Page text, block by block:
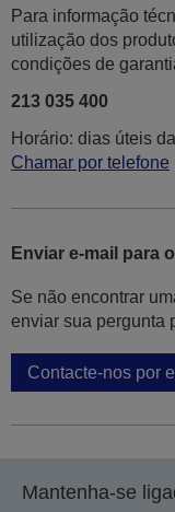
Para informação
utilização dos
condições de
213 035 400
Horário: dias úteis
Chamar por telefone
Enviar e-mail para
Se não encontrar
enviar sua pergunta
Contacte-nos por
Mantenha-se